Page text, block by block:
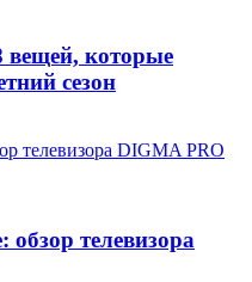
которые
сезон
телевизора